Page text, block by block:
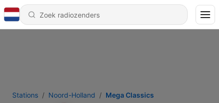
Stations Noord-Holland Mega Classics